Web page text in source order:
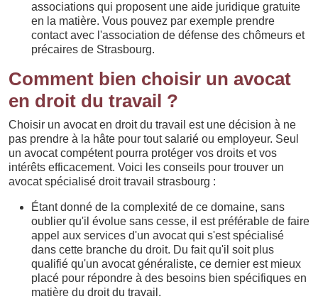
associations qui proposent une aide juridique gratuite
en la matière. Vous pouvez par exemple prendre
contact avec l'association de défense des chômeurs et
précaires de Strasbourg.
Comment bien choisir un avocat
en droit du travail ?
Choisir un avocat en droit du travail est une décision à ne
pas prendre à la hâte pour tout salarié ou employeur. Seul
un avocat compétent pourra protéger vos droits et vos
intérêts efficacement. Voici les conseils pour trouver un
avocat spécialisé droit travail strasbourg :
Étant donné de la complexité de ce domaine, sans
oublier qu'il évolue sans cesse, il est préférable de faire
appel aux services d'un avocat qui s'est spécialisé
dans cette branche du droit. Du fait qu'il soit plus
qualifié qu'un avocat généraliste, ce dernier est mieux
placé pour répondre à des besoins bien spécifiques en
matière du droit du travail.